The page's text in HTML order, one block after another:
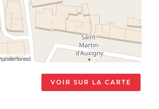
VOIR SUR LA CARTE